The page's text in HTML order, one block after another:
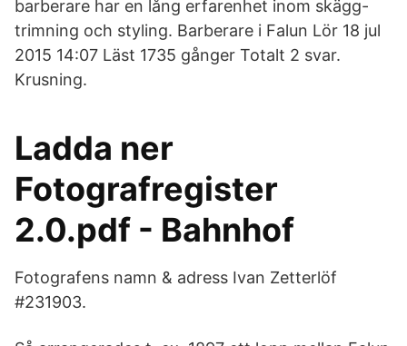
barberare har en lång erfarenhet inom skägg-
trimning och styling. Barberare i Falun Lör 18 jul
2015 14:07 Läst 1735 gånger Totalt 2 svar.
Krusni­ng.
Ladda ner
Fotografregister
2.0.pdf - Bahnhof
Fotografens namn & adress Ivan Zetterlöf
#231903.